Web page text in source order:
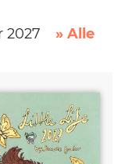
2027
» Alle